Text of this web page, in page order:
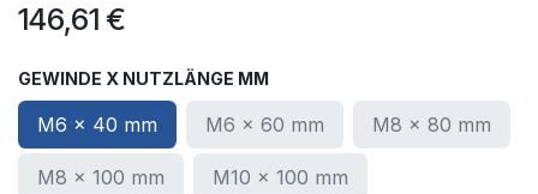
146,61 €
GEWINDE X NUTZLÄNGE MM
M6 x 40 mm M6 x 60 mm M8 x 80 mm
M8 x 100 mm M10 x 100 mm